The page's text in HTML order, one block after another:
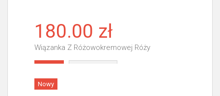
180.00 zł
Wiązanka Z Różowokremowej Róży
Nowy